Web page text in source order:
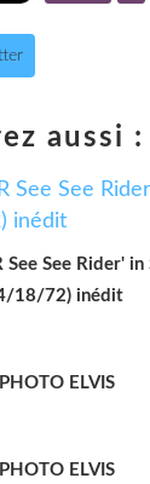
aussi :
See See Rider'
18/72) inédit
PHOTO ELVIS
PHOTO ELVIS